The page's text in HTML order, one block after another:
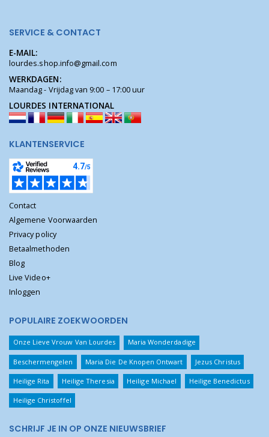
SERVICE & CONTACT
E-MAIL:
lourdes.shop.info@gmail.com
WERKDAGEN:
Maandag - Vrijdag van 9:00 – 17:00 uur
LOURDES INTERNATIONAL
KLANTENSERVICE
Contact
Algemene Voorwaarden
Privacy policy
Betaalmethoden
Blog
Live Video+
Inloggen
POPULAIRE ZOEKWOORDEN
Onze Lieve Vrouw Van Lourdes Maria Wonderdadige
Beschermengelen Maria Die De Knopen Ontwart Jezus Christus
Heilige Rita Heilige Theresia Heilige Michael Heilige Benedictus
Heilige Christoffel
SCHRIJF JE IN OP ONZE NIEUWSBRIEF